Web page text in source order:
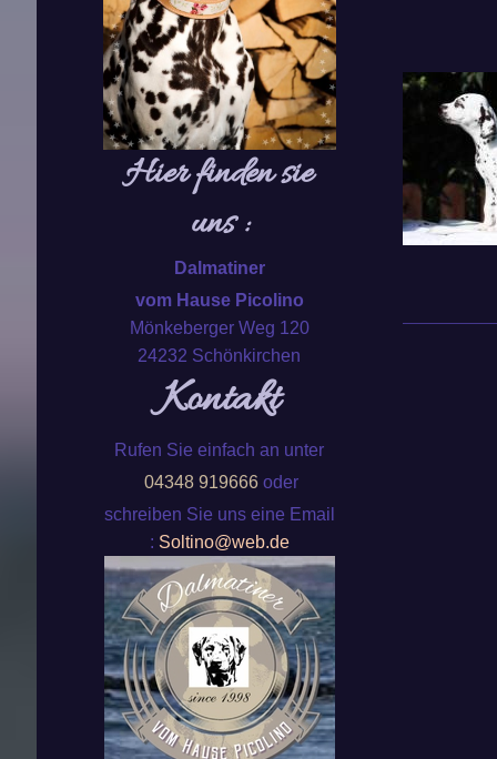
Hier finden sie
uns :
Dalmatiner
vom Hause Picolino
Mönkeberger Weg 120
24232 Schönkirchen
Kontakt
Rufen Sie einfach an unter
04348 919666 oder
schreiben Sie uns eine Email
: Soltino@web.de